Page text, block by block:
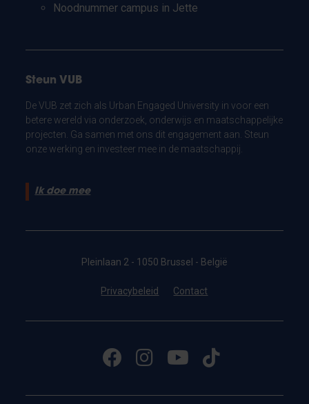
Noodnummer campus in Jette
Steun VUB
De VUB zet zich als Urban Engaged University in voor een
betere wereld via onderzoek, onderwijs en maatschappelijke
projecten. Ga samen met ons dit engagement aan. Steun
onze werking en investeer mee in de maatschappij.
Ik doe mee
Pleinlaan 2 - 1050 Brussel - België
Privacybeleid Contact